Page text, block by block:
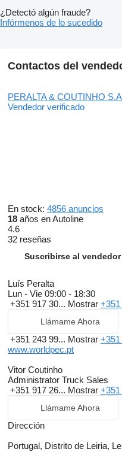
¿Detectó algún fraude?
Infórmenos de lo sucedido
Contactos del
PERALTA & COUTINHO
Vendedor verificado
En stock: 4856 anuncios
18 años en Autoline
4.6
32 reseñas
Suscribirse al vendedor
Luís Peralta
Lun - Vie 09:00 - 18:30
+351 917 30... Mostrar +351
Llámame Ahora
+351 243 99... Mostrar +351
www.worldpec.pt
Vitor Coutinho
Administrator Truck Sales
+351 917 26... Mostrar +351
Llámame Ahora
Dirección
Portugal, Distrito de Leiria,